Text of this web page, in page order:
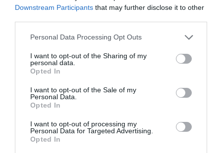
Downstream Participants that may further disclose it to other
Personal Data Processing Opt Outs
I want to opt-out of the Sharing of my
personal data.
Opted In
I want to opt-out of the Sale of my
Personal Data.
Opted In
I want to opt-out of processing my
Personal Data for Targeted Advertising.
Opted In